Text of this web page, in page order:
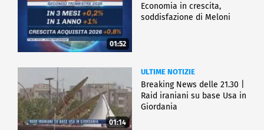
01:52
Economia in crescita,
soddisfazione di Meloni
01:14
ULTIME NOTIZIE
Breaking News delle 21.30 |
Raid iraniani su base Usa in
Giordania